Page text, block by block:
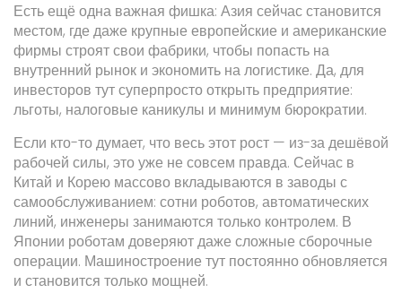
Есть ещё одна важная фишка: Азия сейчас становится
местом, где даже крупные европейские и американские
фирмы строят свои фабрики, чтобы попасть на
внутренний рынок и экономить на логистике. Да, для
инвесторов тут суперпросто открыть предприятие:
льготы, налоговые каникулы и минимум бюрократии.
Если кто-то думает, что весь этот рост — из-за дешёвой
рабочей силы, это уже не совсем правда. Сейчас в
Китай и Корею массово вкладываются в заводы с
самообслуживанием: сотни роботов, автоматических
линий, инженеры занимаются только контролем. В
Японии роботам доверяют даже сложные сборочные
операции. Машиностроение тут постоянно обновляется
и становится только мощней.